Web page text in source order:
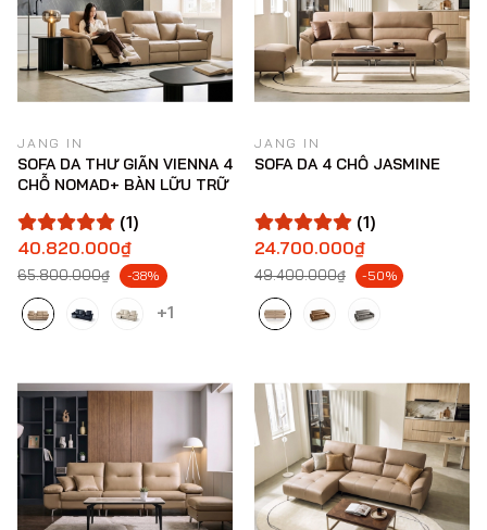
JANG IN
SOFA DA THƯ GIÃN VIENNA 4
CHỖ NOMAD+ BÀN LỮU TRỮ
(1)
40.820.000₫
65.800.000₫ -38%
+1
JANG IN
SOFA DA 4 CHỖ JASMINE
(1)
24.700.000₫
49.400.000₫ -50%